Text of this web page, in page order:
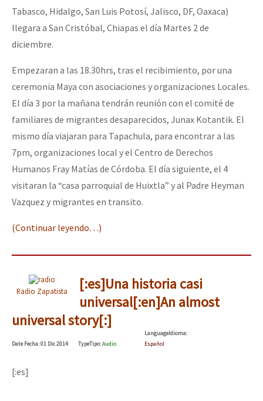
Tabasco, Hidalgo, San Luis Potosí, Jalisco, DF, Oaxaca)
llegara a San Cristóbal, Chiapas el día Martes 2 de
diciembre.
Empezaran a las 18.30hrs, tras el recibimiento, por una
ceremonia Maya con asociaciones y organizaciones Locales.
El día 3 por la mañana tendrán reunión con el comité de
familiares de migrantes desaparecidos, Junax Kotantik. El
mismo día viajaran para Tapachula, para encontrar a las
7pm, organizaciones local y el Centro de Derechos
Humanos Fray Matías de Córdoba. El día siguiente, el 4
visitaran la “casa parroquial de Huixtla” y al Padre Heyman
Vazquez y migrantes en transito.
(Continuar leyendo…)
Radio Zapatista
[:es]Una historia casi
universal[:en]An almost
universal story[:]
DateFecha: 01 Dic 2014 TypeTipo:Audio
LanguageIdioma:
Español
[:es]